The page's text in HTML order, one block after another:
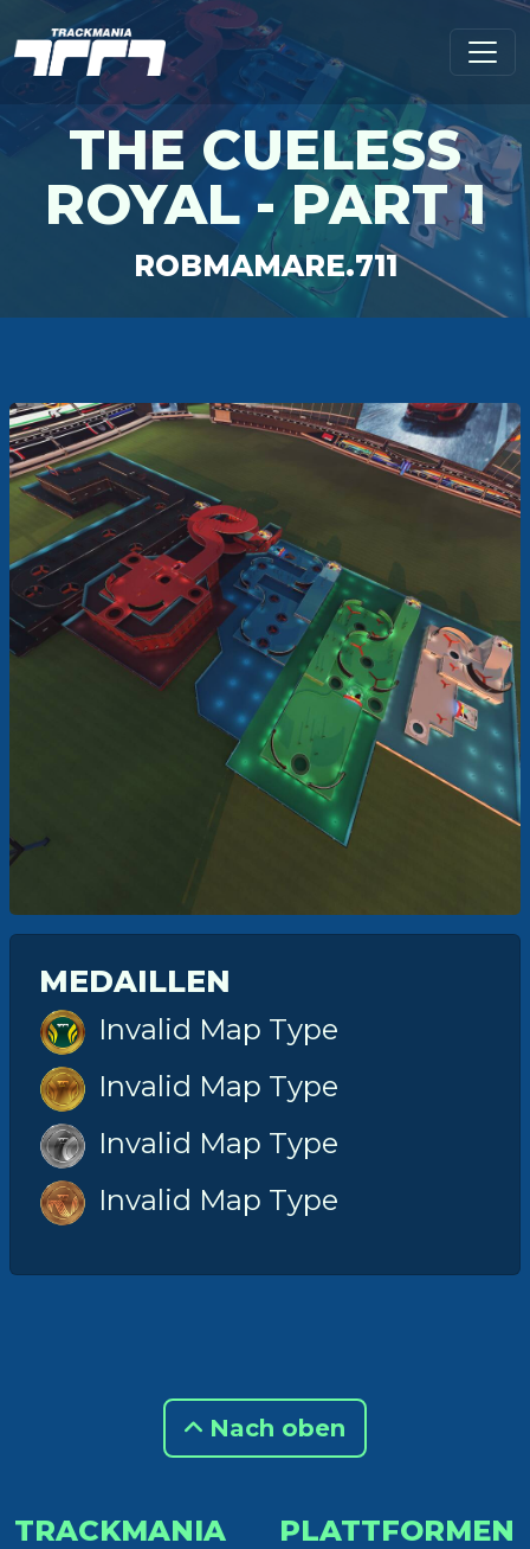
THE CUELESS
ROYAL - PART 1
ROBMAMARE.711
MEDAILLEN
Invalid Map Type
Invalid Map Type
Invalid Map Type
Invalid Map Type
Nach oben
TRACKMANIA PLATTFORMEN